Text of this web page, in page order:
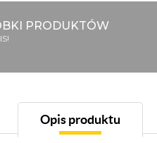
PRODUKTÓW
Opis produktu